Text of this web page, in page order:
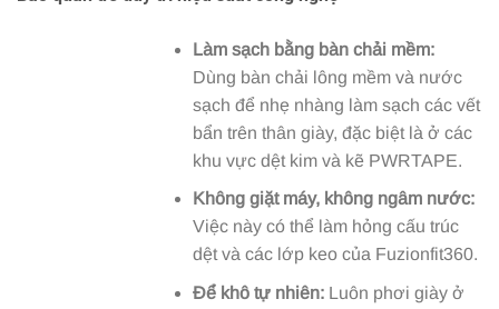
Làm sạch bằng bàn chải mềm:
Dùng bàn chải lông mềm và nước
sạch để nhẹ nhàng làm sạch các vết
bẩn trên thân giày, đặc biệt là ở các
khu vực dệt kim và kẽ PWRTAPE.
Không giặt máy, không ngâm nước:
Việc này có thể làm hỏng cấu trúc
dệt và các lớp keo của Fuzionfit360.
Để khô tự nhiên: Luôn phơi giày ở